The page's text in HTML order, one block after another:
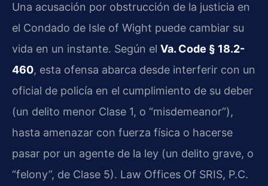
Una acusación por obstrucción de la justicia en
el Condado de Isle of Wight puede cambiar su
vida en un instante. Según el Va. Code § 18.2-
460, esta ofensa abarca desde interferir con un
oficial de policía en el cumplimiento de su deber
(un delito menor Clase 1, o “misdemeanor”),
hasta amenazar con fuerza física o hacerse
pasar por un agente de la ley (un delito grave, o
“felony”, de Clase 5). Law Offices Of SRIS, P.C.